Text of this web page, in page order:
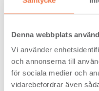
Denna webbplats
Vi använder
och annonserna till
för sociala medier och
vidarebefordrar även
Home/Glulam/Glulam
Glulam
declarations